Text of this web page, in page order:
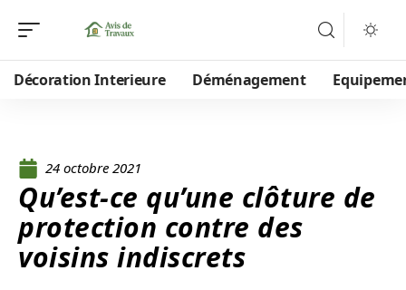
Décoration Interieure Déménagement
24 octobre 2021
Qu’est-ce qu’une clôture de
protection contre des
voisins indiscrets